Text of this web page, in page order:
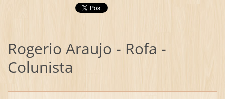
Rogerio Araujo - Rofa -
Colunista